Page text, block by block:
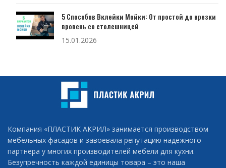
5 Способов Вклейки Мойки: От простой до врезки
вровень со столешницей
15.01.2026
Компания «ПЛАСТИК АКРИЛ» занимается производством
мебельных фасадов и завоевала репутацию надежного
партнера у многих производителей мебели для кухни.
Безупречность каждой единицы товара – это наша